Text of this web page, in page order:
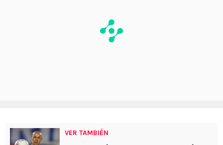
VER TAMBIÉN